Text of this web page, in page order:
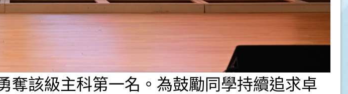
奪該級主科第一名。為鼓勵同學持續追求卓